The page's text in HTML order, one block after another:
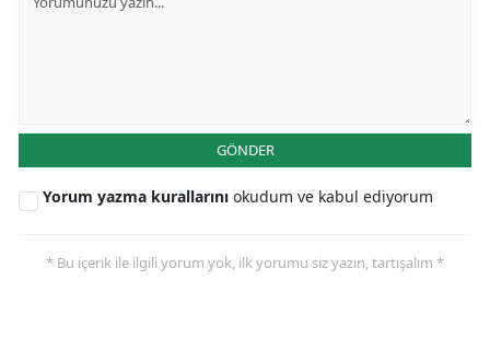
GÖNDER
Yorum yazma kurallarını okudum ve kabul ediyorum
* Bu içerik ile ilgili yorum yok, ilk yorumu siz yazın, tartışalım *